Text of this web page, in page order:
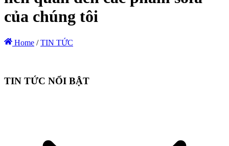
của chúng tôi
Home / TIN TỨC
TIN TỨC NỔI BẬT